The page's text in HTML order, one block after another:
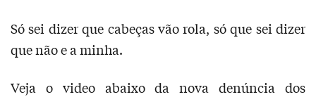
Só sei dizer que cabeças vão rola, só que sei dizer
que não e a minha.
Veja o video abaixo da nova denúncia dos